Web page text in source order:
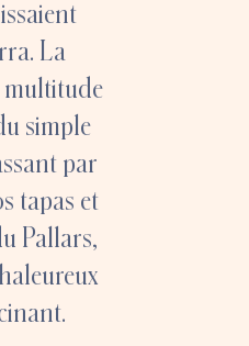
La
multitude
simple
par
tapas et
Pallars,